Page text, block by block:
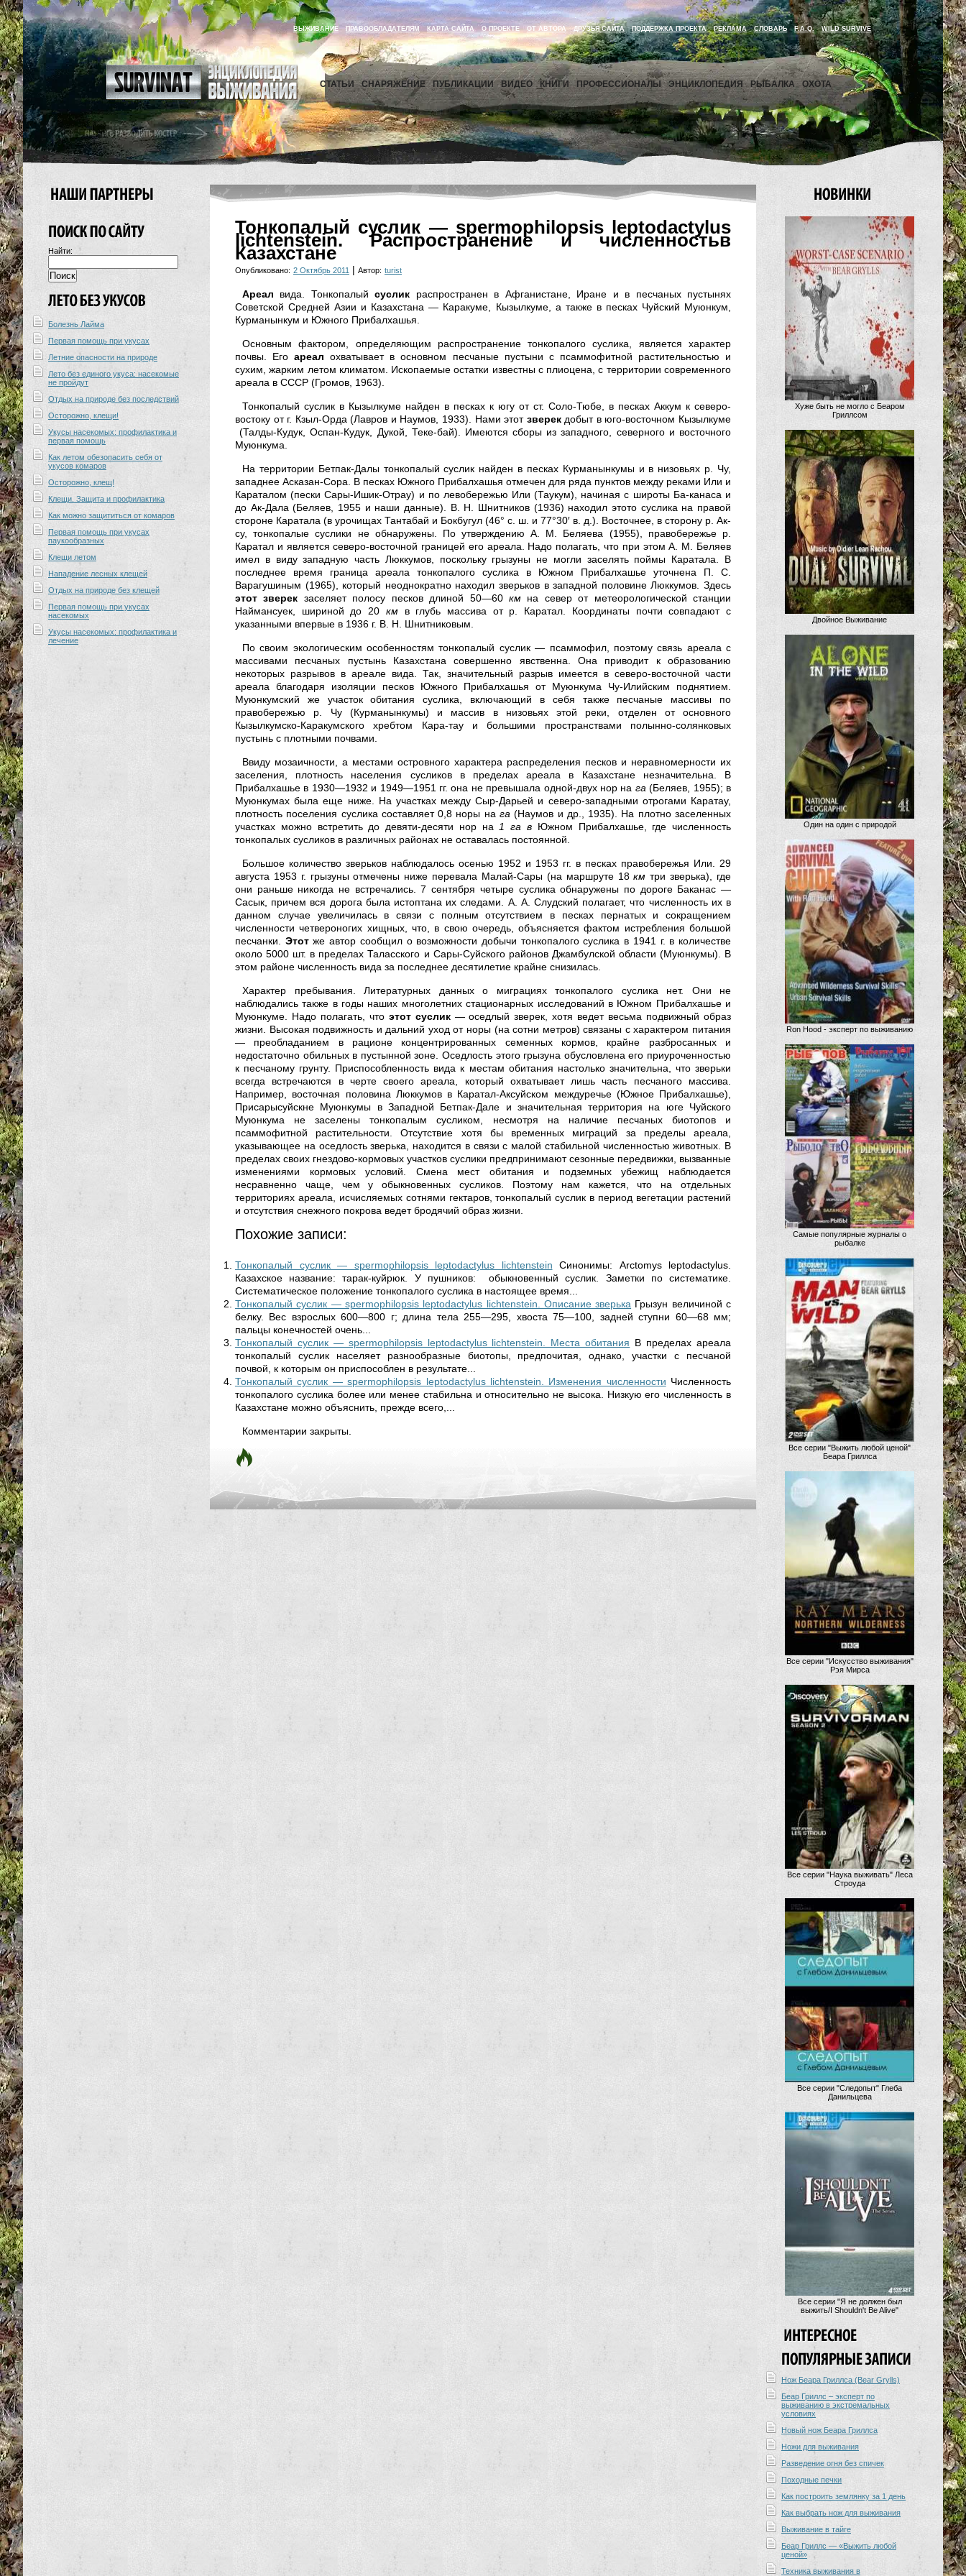
ВЫЖИВАНИЕ ПРАВООБЛАДАТЕЛЯМ КАРТА САЙТА О ПРОЕКТЕ ОТ АВТОРА ДРУЗЬЯ САЙТА ПОДДЕРЖКА ПРОЕКТА РЕКЛАМА СЛОВАРЬ F.A.Q. WILD SURVIVE
СТАТЬИ СНАРЯЖЕНИЕ ПУБЛИКАЦИИ ВИДЕО КНИГИ ПРОФЕССИОНАЛЫ ЭНЦИКЛОПЕДИЯ РЫБАЛКА ОХОТА
Найти:
Болезнь Лайма
Первая помощь при укусах
Летние опасности на природе
Лето без единого укуса: насекомые
не пройдут
Отдых на природе без последствий
Осторожно, клещи!
Укусы насекомых: профилактика и
первая помощь
Как летом обезопасить себя от
укусов комаров
Осторожно, клещ!
Клещи. Защита и профилактика
Как можно защититься от комаров
Первая помощь при укусах
паукообразных
Клещи летом
Нападение лесных клещей
Отдых на природе без клещей
Первая помощь при укусах
насекомых
Укусы насекомых: профилактика и
лечение
Тонкопалый суслик — spermophilopsis leptodactylus
lichtenstein. Распространение и численностьв
Казахстане
Опубликовано: 2 Октябрь 2011 | Автор: turist
Ареал вида. Тонкопалыйсуслик распространен в Афганистане, Иране и в песчаных пустынях
Советской Средней Азии и Казахстана — Каракуме, Кызылкуме, а также в песках Чуйский Муюнкум,
Курманынкум и Южного Прибалхашья.
Основным фактором, определяющим распространение тонкопалого суслика, является характер
почвы. Егоареал охватывает в основном песчаные пустыни с псаммофитной растительностью и
сухим, жарким летом климатом. Ископаемые остатки известны с плиоцена, с территории современного
ареала в СССР (Громов, 1963).
Тонкопалый суслик в Кызылкуме найден в песках к югу от ст. Соло-Тюбе, в песках Аккум к северо-
востоку от г. Кзыл-Орда (Лавров и Наумов, 1933). Нами этот зверекдобыт в юго-восточном Кызылкуме
(Талды-Кудук, Оспан-Кудук, Дукой, Теке-бай). Имеются сборы из западного, северного и восточного
Муюнкума.
На территории Бетпак-Далы тонкопалый суслик найден в песках Курманынкумы и в низовьях р. Чу,
западнее Асказан-Сора. В песках Южного Прибалхашья отмечен для ряда пунктов между реками Или и
Караталом (пески Сары-Ишик-Отрау) и по левобережью Или (Таукум), начиная с широты Ба-канаса и
до Ак-Дала (Беляев, 1955 и наши данные). В. Н. Шнитников (1936) находил этото суслика на правой
стороне Каратала (в урочищах Тантабай и Бокбугул (46° с. ш. и 77°30′ в. д.). Восточнее, в сторону р. Ак-
су, тонкопалые суслики не обнаружены. По утверждению А. М. Беляева (1955), правобережье р.
Каратал и является северо-восточной границей его ареала. Надо полагать, что при этом А. М. Беляев
имел в виду западную часть Люккумов, поскольку грызуны не могли заселять поймы Каратала. В
последнее время граница ареала тонкопалого суслика в Южном Прибалхашье уточнена П. С.
Варагушиным (1965), который неоднократно находил зверьков в западной половине Люккумов. Здесь
этот зверек заселяет полосу песков длиной 50—60 км на север от метеорологической станции
Наймансуек, шириной до 20 кмв глубь массива от р. Каратал. Координаты почти совпадают с
указанными впервые в 1936 г. В. Н. Шнитниковым.
По своим экологическим особенностям тонкопалый суслик — псаммофил, поэтому связь ареала с
массивами песчаных пустынь Казахстана совершенно явственна. Она приводит к образованию
некоторых разрывов в ареале вида. Так, значительный разрыв имеется в северо-восточной части
ареала благодаря изоляции песков Южного Прибалхашья от Муюнкума Чу-Илийским поднятием.
Муюнкумский же участок обитания суслика, включающий в себя также песчаные массивы по
правобережью р. Чу (Курманынкумы) и массив в низовьях этой реки, отделен от основного
Кызылкумско-Каракумского хребтом Кара-тау и большими пространствами полынно-солянковых
пустынь с плотными почвами.
Ввиду мозаичности, а местами островного характера распределения песков и неравномерности их
заселения, плотность населения сусликов в пределах ареала в Казахстане незначительна. В
Прибалхашье в 1930—1932 и 1949—1951 гг. она не превышала одной-двух нор на га(Беляев, 1955); в
Муюнкумах была еще ниже. На участках между Сыр-Дарьей и северо-западными отрогами Каратау,
плотность поселения суслика составляет 0,8 норы на га(Наумов и др., 1935). На плотно заселенных
участках можно встретить до девяти-десяти нор на
1 га в Южном Прибалхашье, где численность
тонкопалых сусликов в различных районах не оставалась постоянной.
Большое количество зверьков наблюдалось осенью 1952 и 1953 гг. в песках правобережья Или. 29
августа 1953 г. грызуны отмечены ниже перевала Малай-Сары (на маршруте 18км три зверька), где
они раньше никогда не встречались. 7 сентября четыре суслика обнаружены по дороге Баканас —
Сасык, причем вся дорога была истоптана их следами. А. А. Слудский полагает, что численность их в
данном случае увеличилась в связи с полным отсутствием в песках пернатых и сокращением
численности четвероногих хищных, что, в свою очередь, объясняется фактом истребления большой
песчанки. Этотже автор сообщил о возможности добычи тонкопалого суслика в 1941 г. в количестве
около 5000 шт. в пределах Таласского и Сары-Суйского районов Джамбулской области (Муюнкумы). В
этом районе численность вида за последнее десятилетие крайне снизилась.
Характер пребывания. Литературных данных о миграциях тонкопалого суслика нет. Они не
наблюдались также в годы наших многолетних стационарных исследований в Южном Прибалхашье и
Муюнкуме. Надо полагать, что этот суслик— оседлый зверек, хотя ведет весьма подвижный образ
жизни. Высокая подвижность и дальний уход от норы (на сотни метров) связаны с характером питания
— преобладанием в рационе концентрированных семенных кормов, крайне разбросанных и
недостаточно обильных в пустынной зоне. Оседлость этого грызуна обусловлена его приуроченностью
к песчаному грунту. Приспособленность вида к местам обитания настолько значительна, что зверьки
всегда встречаются в черте своего ареала, который охватывает лишь часть песчаного массива.
Например, восточная половина Люккумов в Каратал-Аксуйском междуречье (Южное Прибалхашье),
Присарысуйскне Муюнкумы в Западной Бетпак-Дале и значительная территория на юге Чуйского
Муюнкума не заселены тонкопалым сусликом, несмотря на наличие песчаных биотопов и
псаммофитной растительности. Отсутствие хотя бы временных миграций за пределы ареала,
указывающее на оседлость зверька, находится в связи с малой стабильной численностью животных. В
пределах своих гнездово-кормовых участков суслики предпринимают сезонные передвижки, вызванные
изменениями кормовых условий. Смена мест обитания и подземных убежищ наблюдается
несравненно чаще, чем у обыкновенных сусликов. Поэтому нам кажется, что на отдельных
территориях ареала, исчисляемых сотнями гектаров, тонкопалый суслик в период вегетации растений
и отсутствия снежного покрова ведет бродячий образ жизни.
Похожие записи:
Тонкопалый суслик — spermophilopsis leptodactylus lichtenstein
Синонимы: Arctomys leptodactylus.
Казахское название: тарак-куйрюк. У пушников: обыкновенный суслик. Заметки по систематике.
Систематическое положение тонкопалого суслика в настоящее время...
Тонкопалый суслик — spermophilopsis leptodactylus lichtenstein. Описание зверька Грызун величиной с
белку. Вес взрослых 600—800 г; длина тела 255—295, хвоста 75—100, задней ступни 60—68 мм;
пальцы конечностей очень...
Тонкопалый суслик — spermophilopsis leptodactylus lichtenstein. Места обитания В пределах ареала
тонкопалый суслик населяет разнообразные биотопы, предпочитая, однако, участки с песчаной
почвой, к которым он приспособлен в результате...
Тонкопалый суслик — spermophilopsis leptodactylus lichtenstein. Изменения численности Численность
тонкопалого суслика более или менее стабильна и относительно не высока. Низкую его численность в
Казахстане можно объяснить, прежде всего,...
Комментарии закрыты.
Хуже быть не могло с Беаром
Гриллсом
Двойное Выживание
Один на один с природой
Ron Hood - эксперт по выживанию
Самые популярные журналы о
рыбалке
Все серии "Выжить любой ценой"
Беара Гриллса
Все серии "Искусство выживания"
Рэя Мирса
Все серии "Наука выживать" Леса
Строуда
Все серии "Следопыт" Глеба
Данильцева
Все серии "Я не должен был
выжить/I Shouldn't Be Alive"
Нож Беара Гриллса (Bear Grylls)
Беар Гриллс – эксперт по
выживанию в экстремальных
условиях
Новый нож Беара Гриллса
Ножи для выживания
Разведение огня без спичек
Походные печки
Как построить землянку за 1 день
Как выбрать нож для выживания
Выживание в тайге
Беар Гриллс — «Выжить любой
ценой»
Техника выживания в